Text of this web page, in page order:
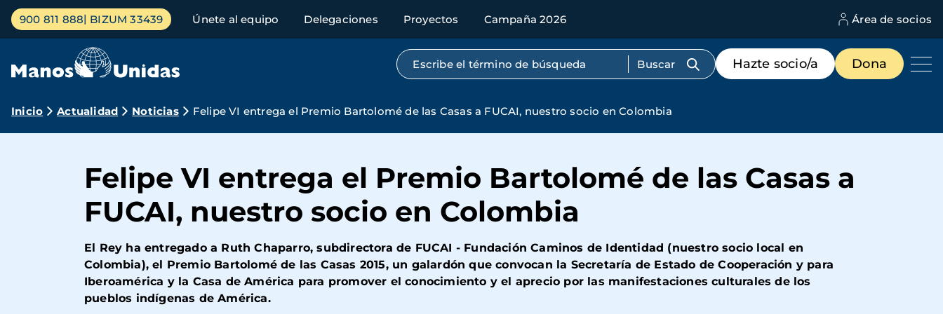
Pasar
contenido
Menú
principal
900 811 888 BIZUM 33439 Únete al equipo Delegaciones Proyectos Campaña 2026 Área de socios
Búsqueda por texto completo
Menú
de
destacados
Hazte socio/a Dona
Ruta
navegación
Inicio Actualidad Noticias Felipe VI entrega el Premio Bartolomé de las Casas a FUCAI, nuestro socio en Colombia
Felipe VI entrega el Premio Bartolomé de las Casas a
FUCAI, nuestro socio en Colombia
El Rey ha entregado a Ruth Chaparro, subdirectora de FUCAI - Fundación Caminos de Identidad (nuestro socio local en
Colombia), el Premio Bartolomé de las Casas 2015, un galardón que convocan la Secretaría de Estado de Cooperación y para
Iberoamérica y la Casa de América para promover el conocimiento y el aprecio por las manifestaciones culturales de los
pueblos indígenas de América.